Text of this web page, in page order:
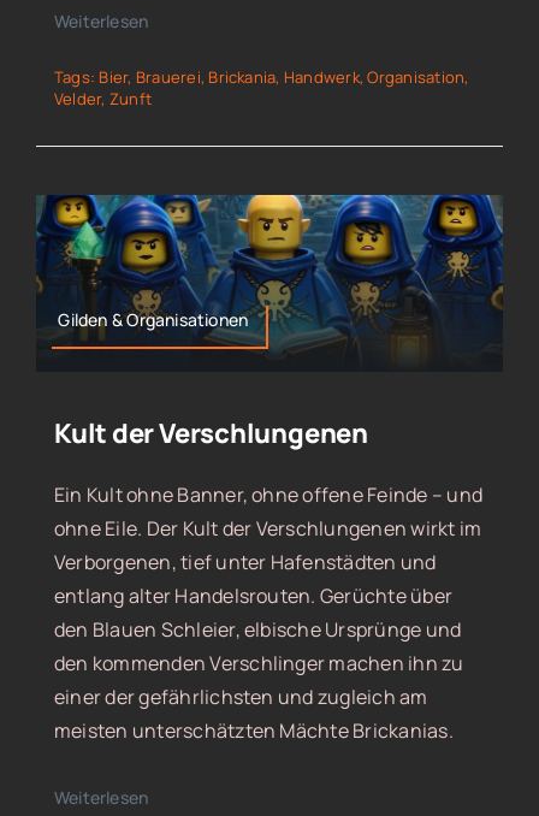
Weiterlesen
Tags: Bier, Brauerei, Brickania, Handwerk,Organisation,
Velder, Zunft
Gilden & Organisationen
Kult der Verschlungenen
Ein Kult ohne Banner, ohne offene Feinde – und
ohne Eile. Der Kult der Verschlungenen wirkt im
Verborgenen, tief unter Hafenstädten und
entlang alter Handelsrouten. Gerüchte über
den Blauen Schleier, elbische Ursprünge und
den kommenden Verschlinger machen ihn zu
einer der gefährlichsten und zugleich am
meisten unterschätzten Mächte Brickanias.
Weiterlesen